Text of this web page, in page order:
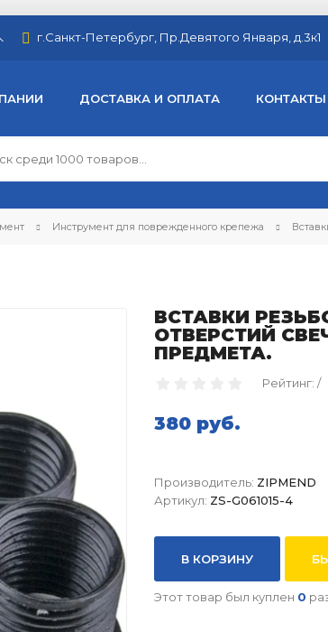
г.Санкт-Петербург, Пр.Девятого Января, д.3к1
ДОСТАВКА И ОПЛАТА КОНТАКТЫ
Инструмент для поврежденного крепежа
ВСТАВКИ
ОТВЕРСТИЙ
ПРЕДМЕТА.
Рейтинг: /
380 руб.
Производитель: ZIPMEND
Артикул: ZS-G061015-4
В КОРЗИНУ
Этот товар был куплен 0